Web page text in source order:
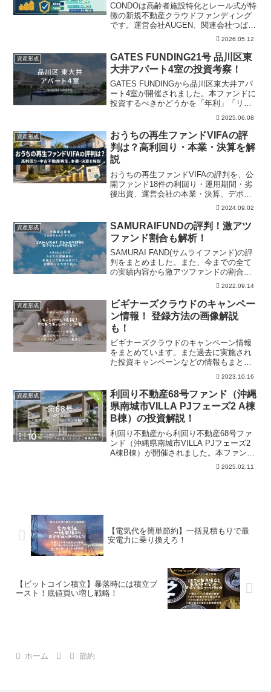
CONDOは高齢者施設特化とレール式が特
徴の新規不動産クラウドファンディング
です。運営会社AUGEN、関連会社つばさ
メディカルグループ、レール式の出口リ
資家目線で解説します。
2026.05.12
資産形成
GATES FUNDING21号 品川区東
大井アパート4室の投資考察！
GATES FUNDINGから品川区東大井アパ
ート4室が開催されました。本ファンドに
投資するべきかどうかを「年利」「リス
ク」「事業内容」の視点で解説していま
す。またGATES FUNDINGの過去実績な
どもまとめており、本案件の投資の有無
の参考にしていただければ幸いです。
2025.06.08
資産形成
おうちの再生ファンドVIFAの評
判は？高利回り・本業・決算を解
説
おうちの再生ファンドVIFAの評判を、公
開ファンド18件の利回り・運用期間・劣
後出資、運営会社の本業・決算、デポジ
ット制の注意点から投資家目線で解説し
2024.09.02
資産形成
SAMURAIFUNDの評判！激アツ
ファンド割合も解析！
SAMURAI FAND(サムライファンド)の評
判をまとめました。また、今までの全て
の実績内容から激アツファンドの割合を
解析しています。そこからどんな案件に
キャンペーン情報を随時更新していま
す。
2022.09.14
資産形成
ビギナーズクラウドのキャンペー
ン情報！ 登録方法の画像解説
も！
ビギナーズクラウドのキャンペーン情報
をまとめています。また過去に実施され
た投資キャンペーンなどの情報もまとめ
ました。一番お得に登録していきましょ
う。激アツファンドに出資し続ける秘訣
なども併せて掲載しているので、ご覧く
ださい。
2023.10.16
資産形成
利回り不動産68号ファンド（沖縄
県南城市VILLA PJフェーズ2 A棟
B棟）の投資解説！
利回り不動産から利回り不動産68号ファ
ンド（沖縄県南城市VILLA PJフェーズ2
A棟B棟）が開催されました。本ファンド
に投資するべきかどうかろ「年利」「リ
スク」「事業内容」の視点で解説してい
2025.02.11
【電気代を簡単節約】一括見積もりで最
安電力に乗り換えろ！
【ビットコイン積立】暴落時には積立ブ
ースト！底値買い増し戦略！
ホーム 節約